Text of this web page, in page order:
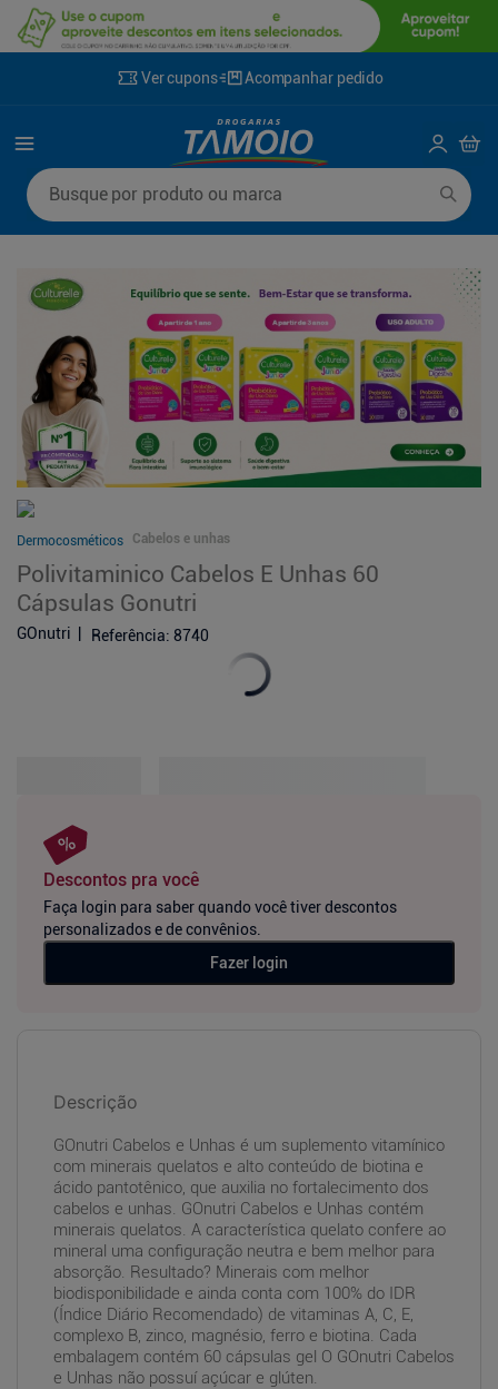
Ver cupons Acompanhar pedido
Busque por produto ou marca
Dermocosméticos Cabelos e unhas
Polivitaminico Cabelos E Unhas 60
Cápsulas Gonutri
GOnutri Referência: 8740
Descontos pra você
Faça login para saber quando você tiver descontos
personalizados e de convênios.
Fazer login
Descrição
GOnutri Cabelos e Unhas é um suplemento vitamínico
com minerais quelatos e alto conteúdo de biotina e
ácido pantotênico, que auxilia no fortalecimento dos
cabelos e unhas. GOnutri Cabelos e Unhas contém
minerais quelatos. A característica quelato confere ao
mineral uma configuração neutra e bem melhor para
absorção. Resultado? Minerais com melhor
biodisponibilidade e ainda conta com 100% do IDR
(Índice Diário Recomendado) de vitaminas A, C, E,
complexo B, zinco, magnésio, ferro e biotina. Cada
embalagem contém 60 cápsulas gel O GOnutri Cabelos
e Unhas não possuí açúcar e glúten.
Termos mais buscados
3º
desodorante
sabonete líquido
5º fralda xg
8º
shampoo
9º
fralda xxg
10º sabonete